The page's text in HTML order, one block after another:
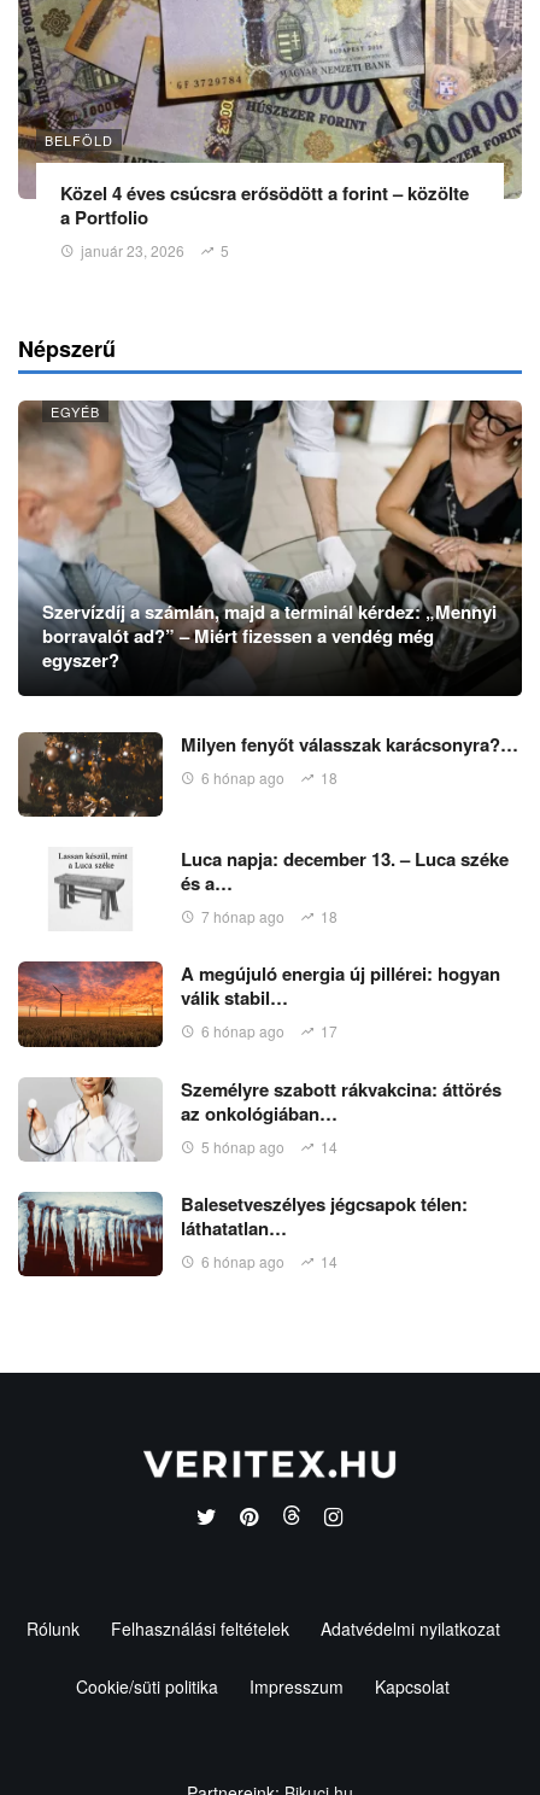
BELFÖLD
Közel 4 éves csúcsra erősödött a forint – közölte
a Portfolio
január 23, 2026 5
Népszerű
EGYÉB
Szervízdíj a számlán, majd a terminál kérdez: „Mennyi
borravalót ad?” – Miért fizessen a vendég még
egyszer?
Milyen fenyőt válasszak karácsonyra?…
6 hónap ago 18
Luca napja: december 13. – Luca széke
és a…
7 hónap ago 18
A megújuló energia új pillérei: hogyan
válik stabil…
6 hónap ago 17
Személyre szabott rákvakcina: áttörés
az onkológiában…
5 hónap ago 14
Balesetveszélyes jégcsapok télen:
láthatatlan…
6 hónap ago 14
Rólunk Felhasználási feltételek Adatvédelmi nyilatkozat
Cookie/süti politika Impresszum Kapcsolat